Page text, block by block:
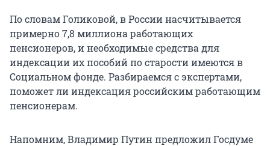
По словам Голиковой, в России насчитывается
примерно 7,8 миллиона работающих
пенсионеров, и необходимые средства для
индексации их пособий по старости имеются в
Социальном фонде. Разбираемся с экспертами,
поможет ли индексация российским работающим
пенсионерам.
Напомним, Владимир Путин предложил Госдуме